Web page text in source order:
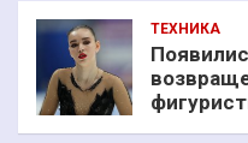
ТЕХНИКА